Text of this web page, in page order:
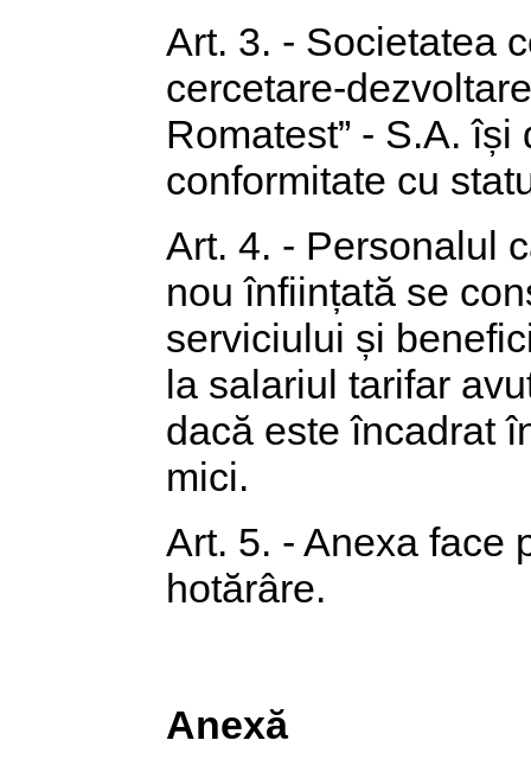
Art. 3. - Societatea
cercetare-
Romatest” - S.A.
conformitate cu
Art. 4. - Personalul
nou înființată se
serviciului și
la salariul tarifar
dacă este încadrat
mici.
Art. 5. - Anexa face
hotărâre.
Anexă